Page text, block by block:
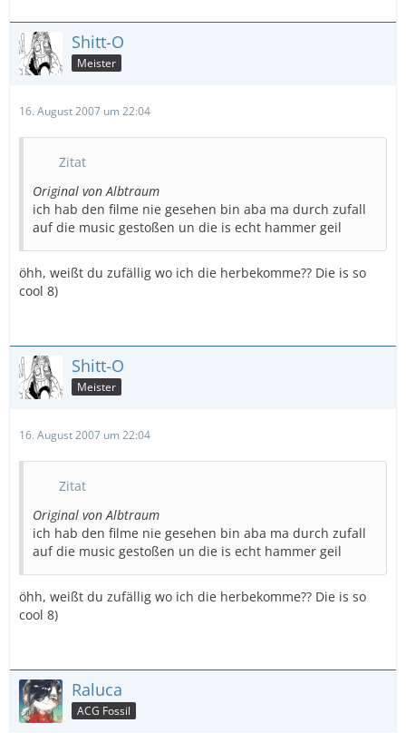
Shitt-O
Meister
16. August 2007 um 22:04
Zitat
Original von Albtraum
ich hab den filme nie gesehen bin aba ma durch zufall
auf die music gestoßen un die is echt hammer geil
öhh, weißt du zufällig wo ich die herbekomme?? Die is so
cool 8)
Shitt-O
Meister
16. August 2007 um 22:04
Zitat
Original von Albtraum
ich hab den filme nie gesehen bin aba ma durch zufall
auf die music gestoßen un die is echt hammer geil
öhh, weißt du zufällig wo ich die herbekomme?? Die is so
cool 8)
Raluca
ACG Fossil